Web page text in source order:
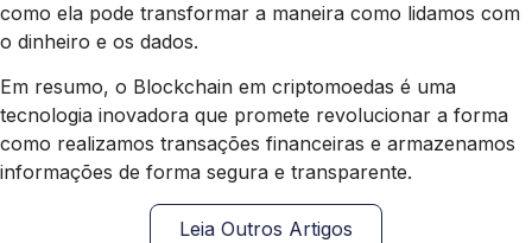
como ela pode transformar a maneira como lidamos com
o dinheiro e os dados.
Em resumo, o Blockchain em criptomoedas é uma
tecnologia inovadora que promete revolucionar a forma
como realizamos transações financeiras e armazenamos
informações de forma segura e transparente.
Leia Outros Artigos